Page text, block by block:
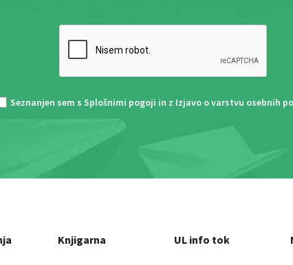
Seznanjen sem s Splošnimi pogoji in z Izjavo o varstvu osebnih
Knjigarna UL info tok